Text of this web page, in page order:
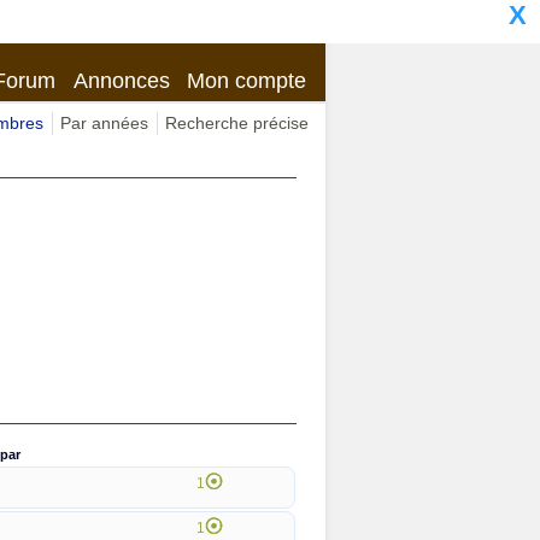
X
Annonces Mon compte
Par années Recherche précise
1
1